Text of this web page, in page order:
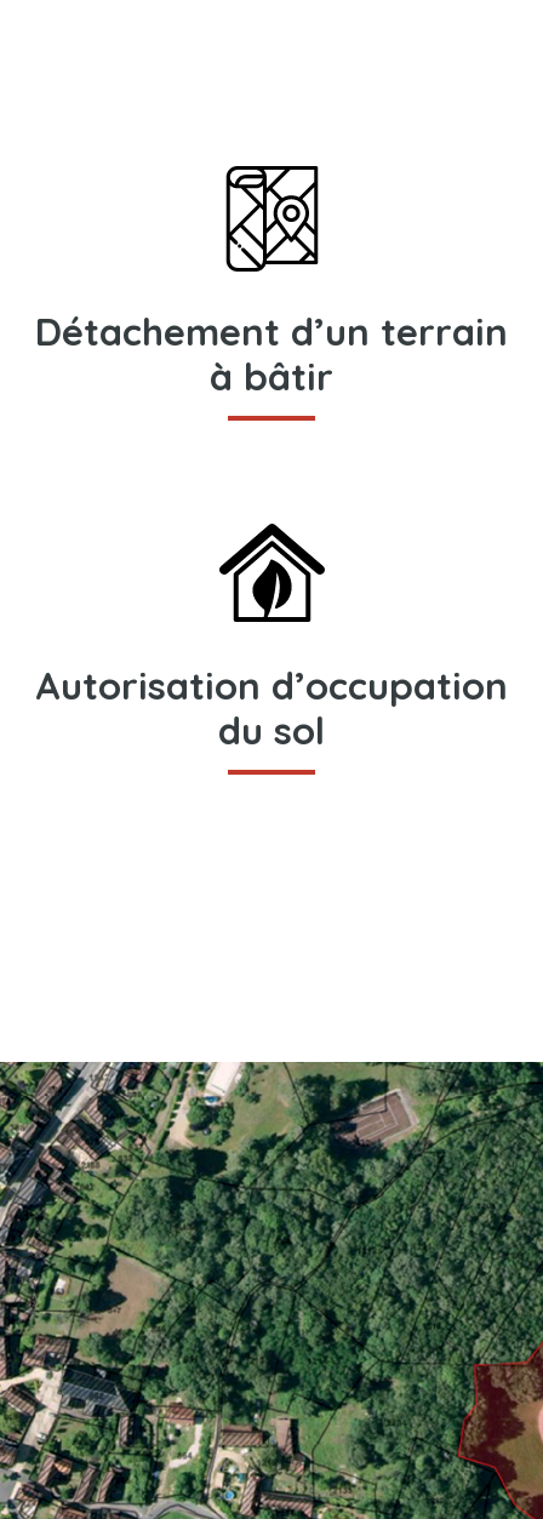
Détachement d’un terrain
à bâtir
Autorisation d’occupation
du sol